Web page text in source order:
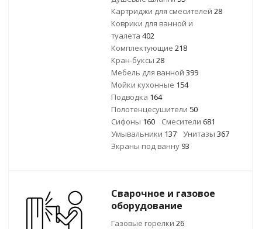
Картриджи для смесителей 28
Коврики для ванной и
туалета 402
Комплектующие 218
Кран-буксы 28
Мебель для ванной 399
Мойки кухонные 154
Подводка 164
Полотенцесушители 50
Сифоны 160 Смесители 681
Умывальники 137 Унитазы 367
Экраны под ванну 93
Сварочное и газовое
оборудование
Газовые горелки 26